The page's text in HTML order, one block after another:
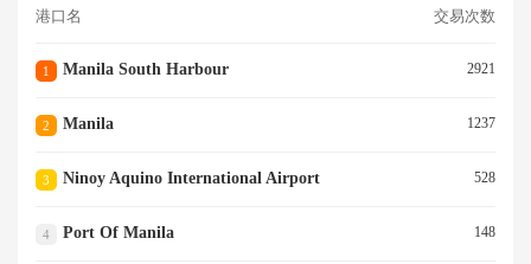
港口名 交易次数
1 Manila South Harbour 2921
2 Manila 1237
3 Ninoy Aquino International Airport 528
4 Port Of Manila 148